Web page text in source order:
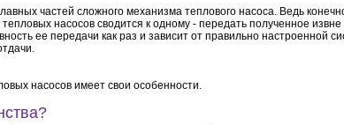
частей сложного механизма теплового насоса. Ведь
насосов сводится к одному - передать полученное
ее передачи как раз и зависит от правильно настроенной
насосов имеет свои особенности.